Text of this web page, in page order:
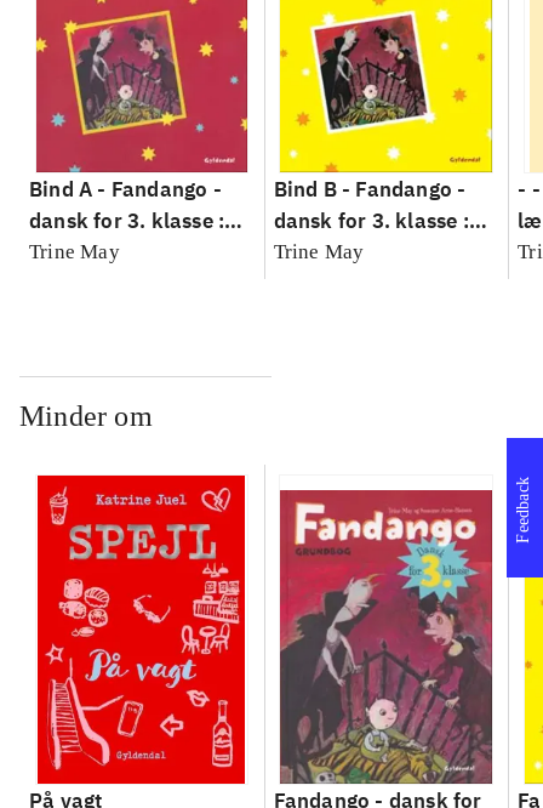
Bind A - Fandango -
dansk for 3. klasse :
grundbog --
Trine May
Bind B - Fandango -
dansk for 3. klasse :
grundbog --
Trine May
-
Minder om
På vagt
Fandango - dansk for
Feedback